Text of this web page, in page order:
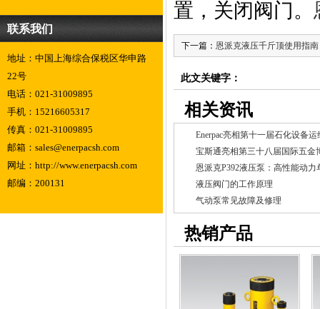
联系我们
地址：中国上海综合保税区华申路
22号
电话：021-31009895
手机：15216605317
传真：021-31009895
邮箱：sales@enerpacsh.com
网址：http://www.enerpacsh.com
邮编：200131
置，关闭阀门。
下一篇： 恩派克液压千斤顶使用指南
此文关键字：
相关资讯
Enerpac亮相第十一届石化设备
恩派克P392液压泵：高性能动力
液压阀门的工作原理
气动泵常见故障及修理
热销产品